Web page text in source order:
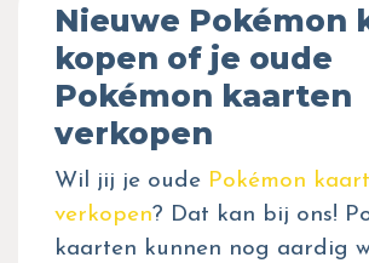
Nieuwe Pokémon
kopen of je oude
Pokémon kaarten
verkopen
Wil jij je oude Pokémon
verkopen? Dat kan bij ons!
kaarten kunnen nog aardig